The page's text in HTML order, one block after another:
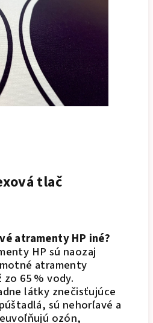
tlač
atramenty HP iné?
HP sú naozaj
atramenty
65 % vody.
látky znečisťujúce
sú nehorľavé a
ozón,